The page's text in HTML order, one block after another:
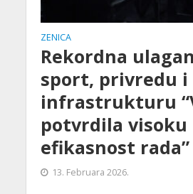
ZENICA
Rekordna
sport, privredu i
infrastrukturu
potvrdila visoku
efikasnost rada”
13. Februara 2026.